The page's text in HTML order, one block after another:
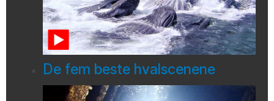
De fem beste hvalscenene